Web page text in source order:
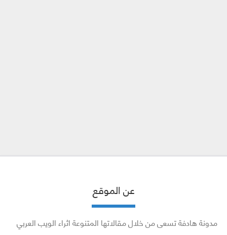
عن الموقع
مدونة هادفة تسعى من خلال مقالاتها المتنوعة اثراء الويب العربي